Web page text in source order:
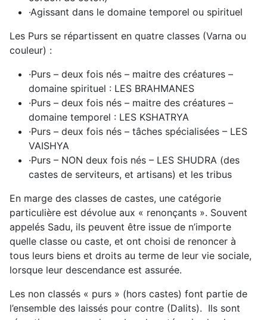
·Agissant dans le domaine temporel ou spirituel
Les Purs se répartissent en quatre classes (Varna ou
couleur) :
·Purs – deux fois nés – maitre des créatures –
domaine spirituel : LES BRAHMANES
·Purs – deux fois nés – maitre des créatures –
domaine temporel : LES KSHATRYA
·Purs – deux fois nés – tâches spécialisées – LES
VAISHYA
·Purs – NON deux fois nés – LES SHUDRA (des
castes de serviteurs, et artisans) et les tribus
En marge des classes de castes, une catégorie
particulière est dévolue aux « renonçants ». Souvent
appelés Sadu, ils peuvent être issue de n’importe
quelle classe ou caste, et ont choisi de renoncer à
tous leurs biens et droits au terme de leur vie sociale,
lorsque leur descendance est assurée.
Les non classés « purs » (hors castes) font partie de
l’ensemble des laissés pour contre (Dalits). Ils sont